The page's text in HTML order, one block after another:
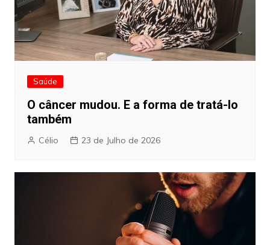
Saúde
O câncer mudou. E a forma de tratá-lo
também
Célio 23 de Julho de 2026